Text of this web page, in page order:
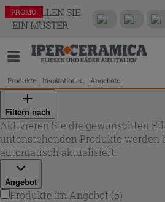
BESTELLEN SIE
EIN MUSTER
Produkte Inspirationen Angebote
Filtern nach
Aktivieren Sie die gewünschten
untenstehenden Produkte werden
automatisch aktualisiert.
Angebot
Produkte im Angebot (6)
PROMO
PROMO
PROMO
PROMO
PROMO
PROMO